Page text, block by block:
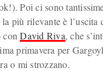
Poi ci sono
più rilevante è l’uscita
conDavid Riva, che
primavera per
o mi strozzano.